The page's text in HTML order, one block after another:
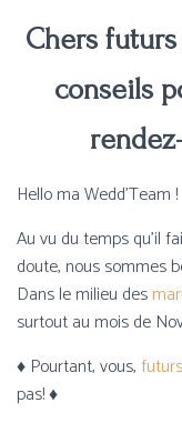
Chers
conseils
Hello ma Wedd’Team !
Au vu du temps qu’il
doute, nous sommes
Dans le milieu des
surtout au mois de
♦ Pourtant, vous,
pas! ♦